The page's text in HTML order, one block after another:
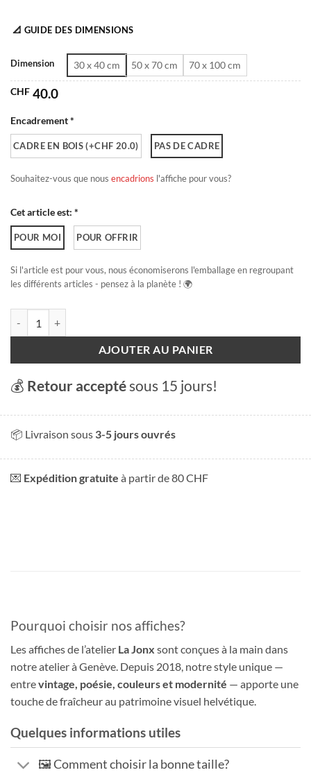
📐 GUIDE DES DIMENSIONS
Dimension 30 x 40 cm 50 x 70 cm 70 x 100 cm
CHF 40.0
Encadrement *
CADRE EN BOIS (+CHF 20.0) PAS DE CADRE
Souhaitez-vous que nous encadrions l'affiche pour vous?
Cet article est: *
POUR MOI POUR OFFRIR
Si l'article est pour vous, nous économiserons l'emballage en regroupant
les différents articles - pensez à la planète ! 🌍
AJOUTER AU PANIER
💰 Retour acceptésous 15 jours!
📦 Livraison sous 3-5 jours ouvrés
💌 Expédition gratuite à partir de 80 CHF
Pourquoi choisir nos affiches?
Les affiches de l’atelier La Jonx sont conçues à la main dans
notre atelier à Genève. Depuis 2018, notre style unique —
entrevintage, poésie, couleurs et modernité — apporte une
touche de fraîcheur au patrimoine visuel helvétique.
Quelques informations utiles
🖼️ Comment choisir la bonne taille?